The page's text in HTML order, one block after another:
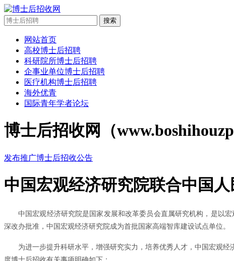
搜索
网站首页
高校博士后招聘
科研院所博士后招聘
企事业单位博士后招聘
医疗机构博士后招聘
海外优青
国际青年学者论坛
博士后招收网（
发布推广博士后招收公告
中国宏观经济研究院联合中国
中国宏观经济研究院是国家发展和改革委员会直属研究机构，是以
深改办批准，中国宏观经济研究院成为首批国家高端智库建设试点单位。
为进一步提升科研水平，增强研究实力，培养优秀人才，中国宏观